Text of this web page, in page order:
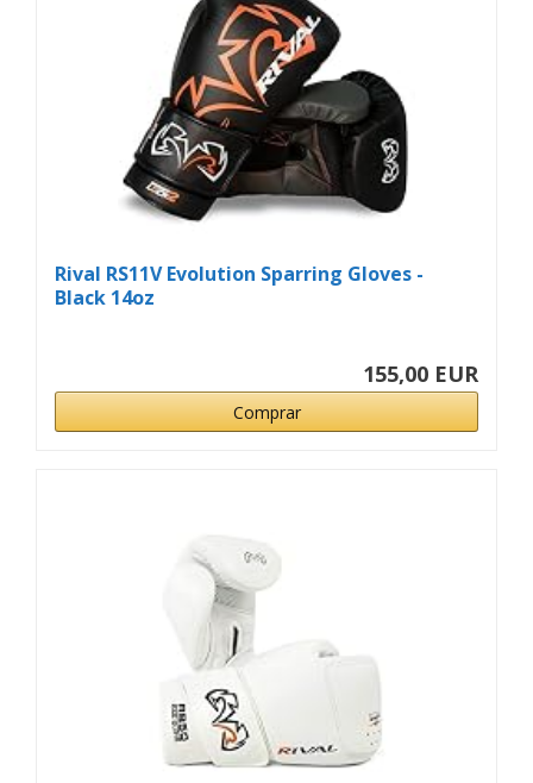
Rival RS11V Evolution Sparring Gloves -
Black 14oz
155,00 EUR
Comprar